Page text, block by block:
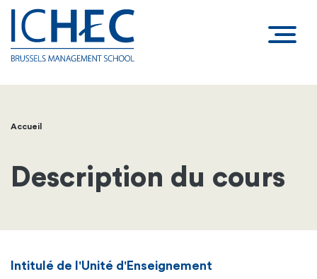
Fil
d'Ariane
Accueil
Description du cours
Intitulé de l'Unité d'Enseignement